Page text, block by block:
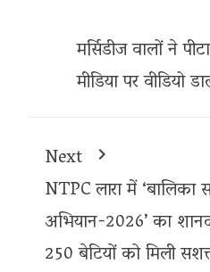
मर्सिडीज वालों ने
मीडिया पर वीडियो
Next
NTPC लारा में
अभियान-2026’ का
250 बेटियों को मिली